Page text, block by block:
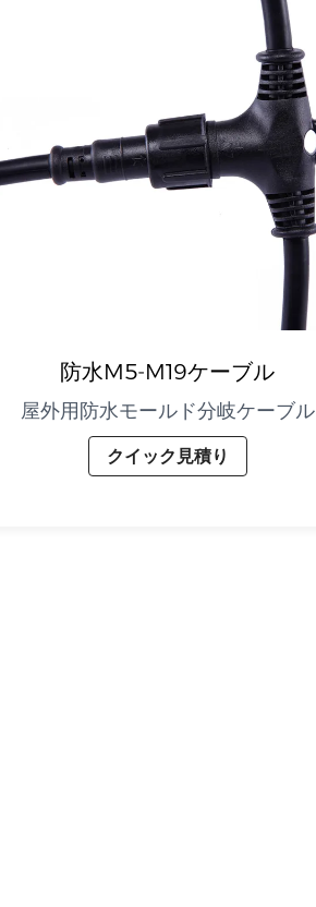
防水M5-M19ケーブル
屋外用防水モールド分岐ケーブル
クイック見積り